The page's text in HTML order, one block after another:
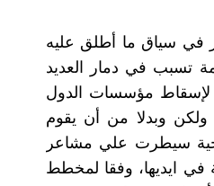
في سياق ما أطلق عليه
تسبب في دمار العديد
لإسقاط مؤسسات الدول
وبدلا من أن يقوم
سيطرت علي مشاعر
في ايديها، وفقا لمخطط